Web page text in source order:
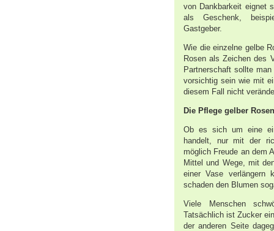
von Dankbarkeit eignet
als Geschenk,
Gastgeber.
Wie die einzelne gelbe
Rosen als Zeichen des
Partnerschaft sollte
vorsichtig sein wie mit
diesem Fall nicht
Die Pflege gelber
Ob es sich um eine
handelt, nur mit der
möglich Freude an dem
Mittel und Wege, mit
einer Vase verlängern
schaden den Blumen
Viele Menschen
Tatsächlich ist Zucker
der anderen Seite